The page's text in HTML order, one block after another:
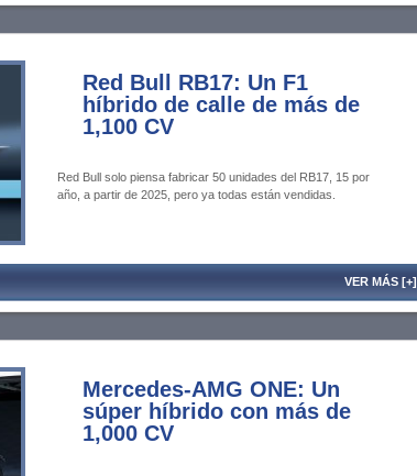
Red Bull RB17: Un F1
híbrido de calle de más de
1,100 CV
Red Bull solo piensa fabricar 50 unidades del RB17, 15 por
año, a partir de 2025, pero ya todas están vendidas.
VER MÁS [+]
Mercedes-AMG ONE: Un
súper híbrido con más de
1,000 CV